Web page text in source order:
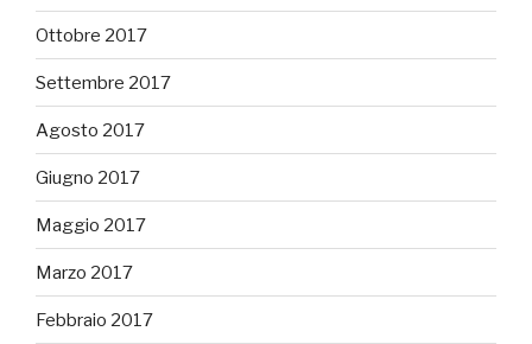
Ottobre 2017
Settembre 2017
Agosto 2017
Giugno 2017
Maggio 2017
Marzo 2017
Febbraio 2017